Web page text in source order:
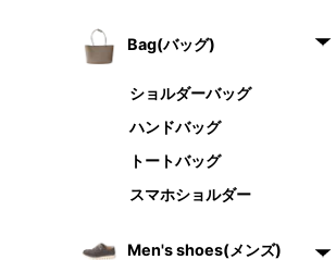
Bag(バッグ)
ショルダーバッグ
ハンドバッグ
トートバッグ
スマホショルダー
Men's shoes(メンズ)